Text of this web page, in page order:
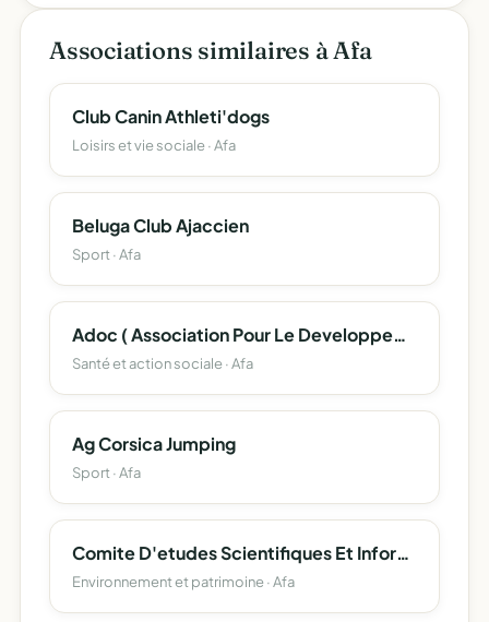
Associations similaires à Afa
Club Canin Athleti'dogs
Loisirs et vie sociale · Afa
Beluga Club Ajaccien
Sport · Afa
Adoc ( Association Pour Le Developpement De L'oncologie En Corse )
Santé et action sociale · Afa
Ag Corsica Jumping
Sport · Afa
Comite D'etudes Scientifiques Et Informatiques De La Toponymie Corse (Cesit-Corsica)
Environnement et patrimoine · Afa